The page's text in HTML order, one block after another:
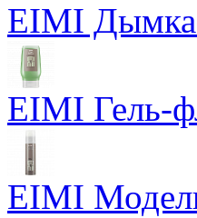
EIMI
EIMI Гель-
EIMI